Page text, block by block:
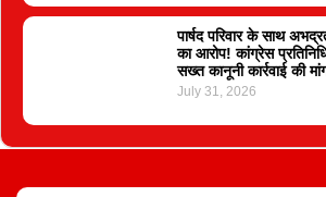
पार्षद परिवार के साथ
का आरोप! कांग्रेस
सख्त कानूनी कार्रवाई की
July 31, 2026